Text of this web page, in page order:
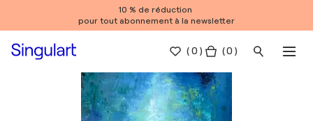
10 % de réduction
pour tout abonnement à la newsletter
(0 ) ( 0 )